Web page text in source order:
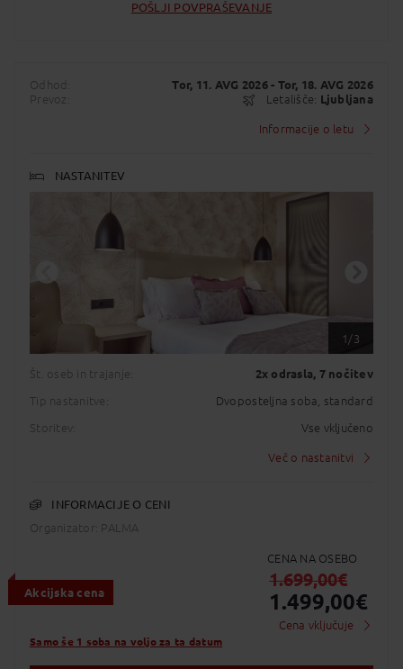
POŠLJI POVPRAŠEVANJE
Odhod: Tor, 11. AVG 2026- Tor, 18. AVG 2026
Prevoz:
Letališče: Ljubljana
Informacije o letu
NASTANITEV
1/3
Št. oseb in trajanje: 2x odrasla, 7 nočitev
Tip nastanitve: Dvoposteljna soba, standard
Storitev: Vse vključeno
Več o nastanitvi
INFORMACIJE O CENI
Organizator: PALMA
Akcijska cena
CENA NA OSEBO
1.699,00€
1.499,00€
Cena vključuje
Samo še 1 soba na voljo za ta datum